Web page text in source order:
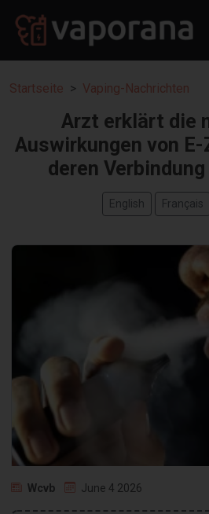
Startseite Vaping-Nachrichten
Arzt erklärt die
Auswirkungen von
deren
English Français
Wcvb June 4 2026